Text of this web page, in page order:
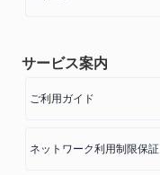
サービス案内
ご利用ガイド
ネットワーク利用制限保証